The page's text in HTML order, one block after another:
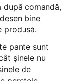
comandă,
bine
produsă.
pante sunt
șinele nu
de